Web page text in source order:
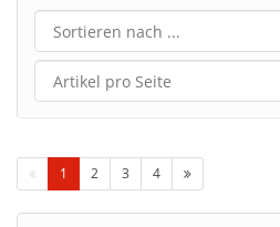
1 2 3 4